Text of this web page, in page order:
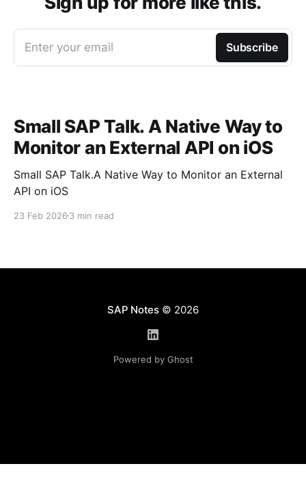
Enter your email Subscribe
Small SAP Talk. A Native Way to
Monitor an External API on iOS
Small SAP Talk.A Native Way to Monitor an External
API on iOS
23 Feb 2026 3 min read
SAP Notes© 2026
Powered by Ghost